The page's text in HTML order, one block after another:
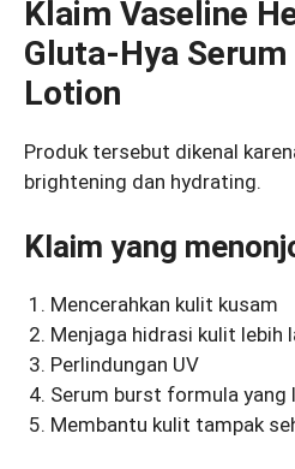
Klaim Vaseline
Gluta-Hya
Lotion
Produk tersebut dikenal
brightening dan hydrating.
Klaim yang
Mencerahkan kulit kusam
Menjaga hidrasi kulit lebih
Perlindungan UV
Serum burst formula yang
Membantu kulit tampak